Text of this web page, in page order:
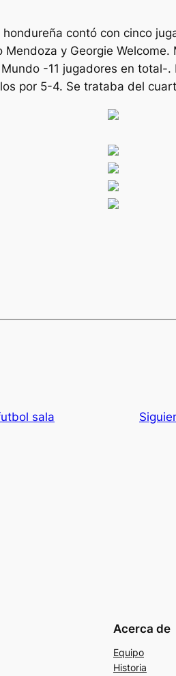
contó con cinco
y Georgie
-11 jugadores en
por 5-4. Se trataba del
sala
Acerca de
Equipo
Historia